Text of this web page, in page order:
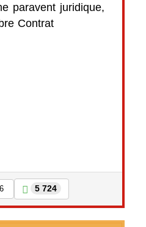
paravent juridique,
Contrat
5 724